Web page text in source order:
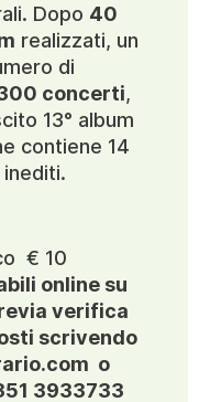
Dopo 40
realizzati, un
di
concerti,
13° album
contiene 14
inediti.
€ 10
online su
verifica
scrivendo
o
3933733